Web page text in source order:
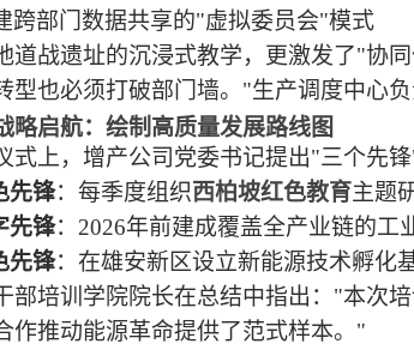
跨部门数据共享的"虚拟委员会"模式
道战遗址的沉浸式教学，更激发了"协
型也必须打破部门墙。"生产调度中心负
略启航：绘制高质量发展路线图
式上，增产公司党委书记提出"三个先锋
先锋：每季度组织西柏坡红色教育主题
先锋： 2026年前建成覆盖全产业链的工
先锋：在雄安新区设立新能源技术孵化
部培训学院院长在总结中指出： "本次
作推动能源革命提供了范式样本。"